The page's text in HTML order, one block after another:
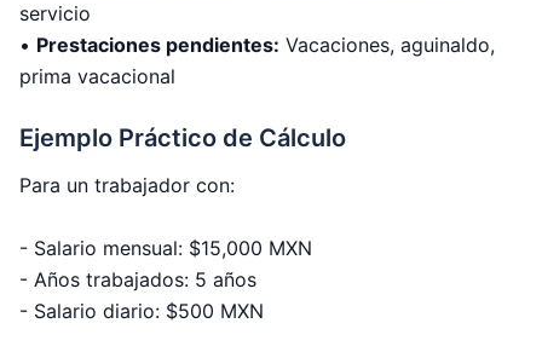
servicio
• Prestaciones pendientes: Vacaciones, aguinaldo,
prima vacacional
Ejemplo Práctico de Cálculo
Para un trabajador con:
- Salario mensual: $15,000 MXN
- Años trabajados: 5 años
- Salario diario: $500 MXN